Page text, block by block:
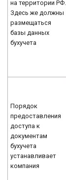
на территории РФ.
Здесь же должны
размещаться
базы данных
бухучета
Порядок
предоставления
доступа к
документам
бухучета
устанавливает
компания